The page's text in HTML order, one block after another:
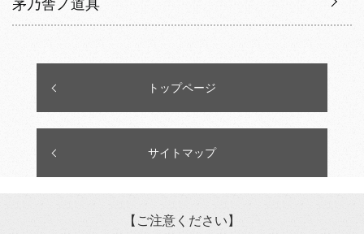
茅乃舎ノ道具
トップページ
サイトマップ
【ご注意ください】